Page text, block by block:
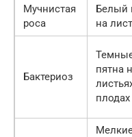
Мучнистая
роса
Белый
на
Бактериоз
пятна
плодах